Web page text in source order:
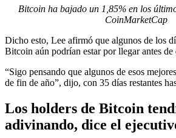
Bitcoin ha bajado un 1,85% en los
CoinMarketCap
Dicho esto, Lee afirmó que algunos de los
Bitcoin aún podrían estar por llegar antes de
“Sigo pensando que algunos de esos
de fin de año”, dijo, con 35 días restantes
Los holders de Bitcoin
adivinando, dice el